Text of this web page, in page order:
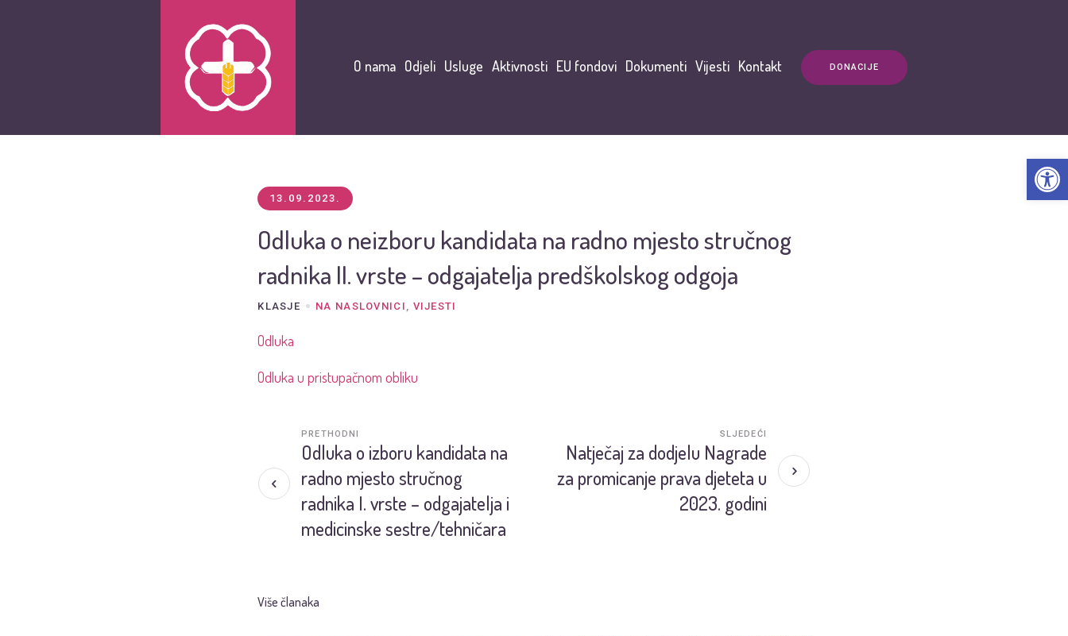
DONACIJE
O nama Odjeli Usluge Aktivnosti EU fondovi Dokumenti Vijesti Kontakt
13.09.2023.
Odluka o neizboru kandidata na radno mjesto stručnog
radnika II. vrste – odgajatelja predškolskog odgoja
KLASJE NA NASLOVNICI , VIJESTI
Odluka
Odluka u pristupačnom obliku
Odluka o izboru kandidata na
radno mjesto stručnog
radnika I. vrste – odgajatelja i
medicinske sestre/tehničara
PRETHODNI
Natječaj za dodjelu Nagrade
za promicanje prava djeteta u
2023. godini
SLJEDEĆI
Više članaka